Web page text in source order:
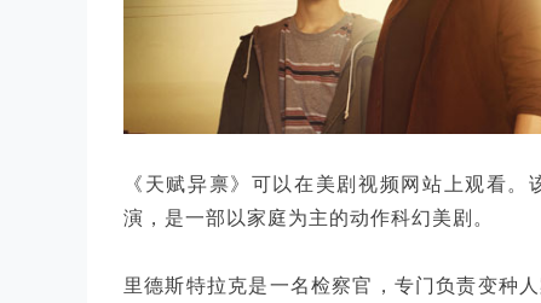
《天赋异禀》可以在美剧视频网站上观看
演，是一部以家庭为主的动作科幻美剧。
里德斯特拉克是一名检察官，专门负责变种